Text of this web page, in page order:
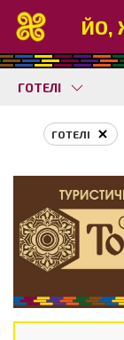
ЙО,
ГОТЕЛІ
ГОТЕЛІ